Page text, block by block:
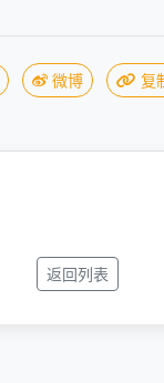
微博 复
返回列表